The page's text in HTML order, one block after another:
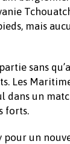
mais
sans
Les
dans un
forts.
pour un